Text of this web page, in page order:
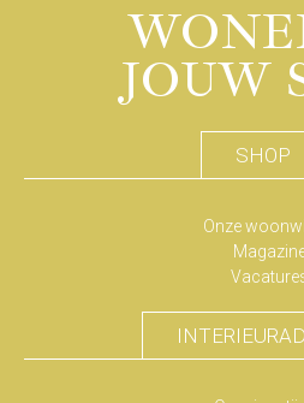
JOUW
SHOP
Onze